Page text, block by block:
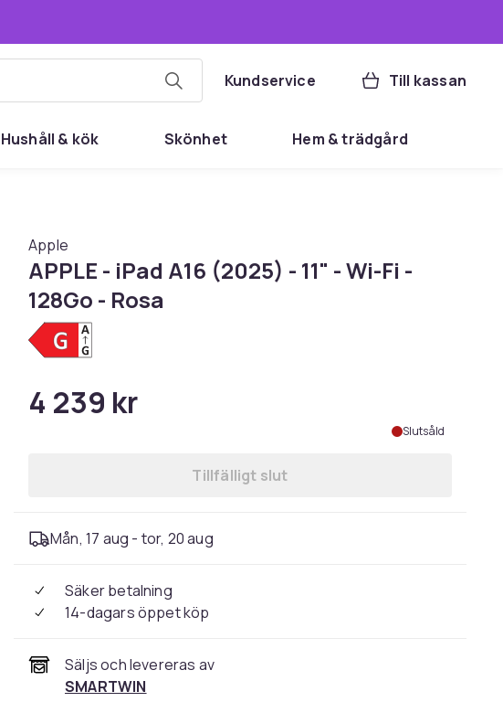
Kundservice Till kassan
Hushåll & kök Skönhet Hem & trädgård
Apple
APPLE - iPad A16 (2025) - 11" - Wi-Fi -
128Go - Rosa
4 239 kr
Slutsåld
Tillfälligt slut
Mån, 17 aug - tor, 20 aug
Säker betalning
14-dagars öppet köp
Säljs och levereras av
SMARTWIN